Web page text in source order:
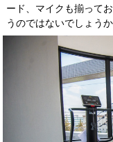
ード、マイクも揃って
うのではないでしょうか